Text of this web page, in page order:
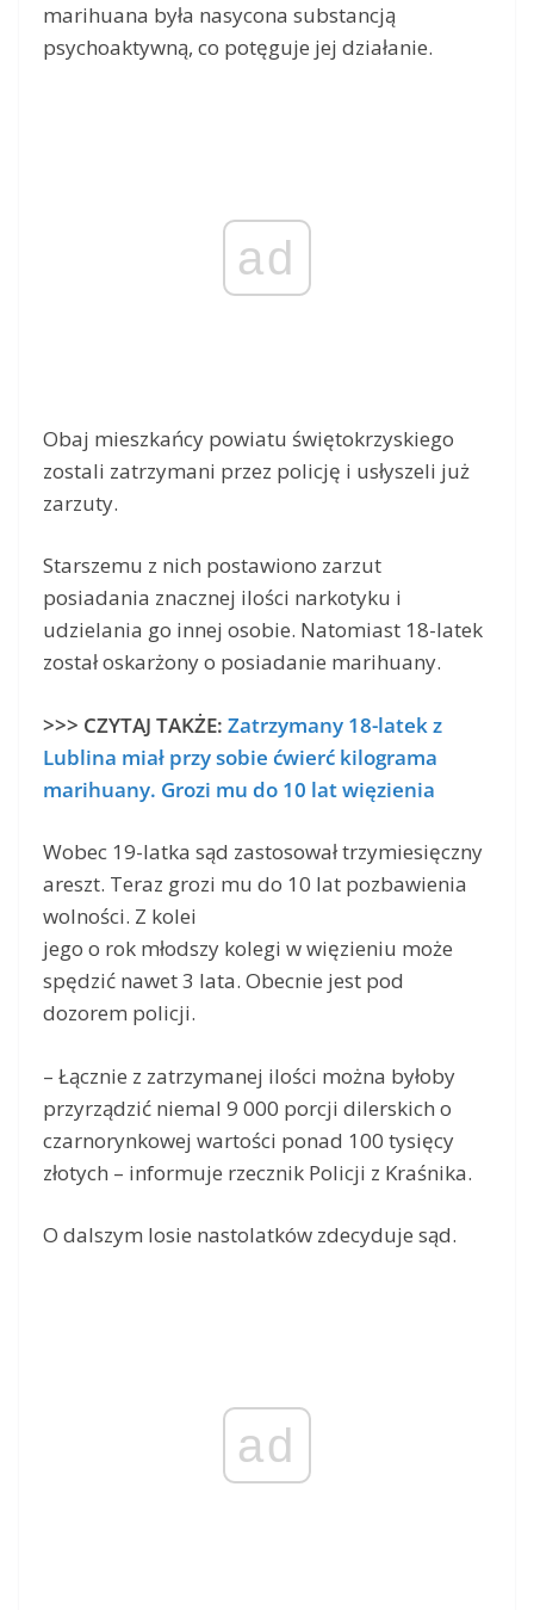
marihuana była nasycona substancją
psychoaktywną, co potęguje jej działanie.
ad
Obaj mieszkańcy powiatu świętokrzyskiego
zostali zatrzymani przez policję i usłyszeli już
zarzuty.
Starszemu z nich postawiono zarzut
posiadania znacznej ilości narkotyku i
udzielania go innej osobie. Natomiast 18-latek
został oskarżony o posiadanie marihuany.
>>> CZYTAJ TAKŻE: Zatrzymany 18-latek z
Lublina miał przy sobie ćwierć kilograma
marihuany. Grozi mu do 10 lat więzienia
Wobec 19-latka sąd zastosował trzymiesięczny
areszt. Teraz grozi mu do 10 lat pozbawienia
wolności. Z kolei
jego o rok młodszy kolegi w więzieniu może
spędzić nawet 3 lata. Obecnie jest pod
dozorem policji.
– Łącznie z zatrzymanej ilości można byłoby
przyrządzić niemal 9 000 porcji dilerskich o
czarnorynkowej wartości ponad 100 tysięcy
złotych – informuje rzecznik Policji z Kraśnika.
O dalszym losie nastolatków zdecyduje sąd.
ad